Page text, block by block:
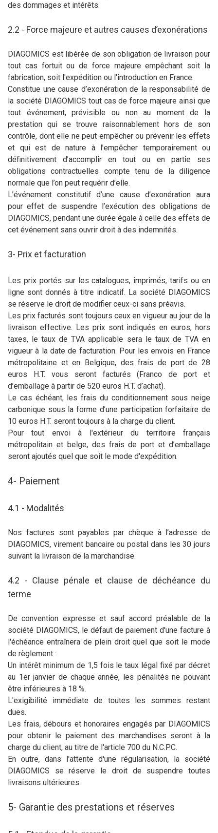
des dommages et intérêts.
2.2 - Force majeure et autres causes d’exonérations
DIAGOMICS est libérée de son obligation de livraison pour
tout cas fortuit ou de force majeure empêchant soit la
fabrication, soit l'expédition ou l'introduction en France.
Constitue une cause d’exonération de la responsabilité de
la société DIAGOMICS tout cas de force majeure ainsi que
tout événement, prévisible ou non au moment de la
prestation qui se trouve raisonnablement hors de son
contrôle, dont elle ne peut empêcher ou prévenir les effets
et qui est de nature à l’empêcher temporairement ou
définitivement d’accomplir en tout ou en partie ses
obligations contractuelles compte tenu de la diligence
normale que l’on peut requérir d’elle.
L’événement constitutif d’une cause d’exonération aura
pour effet de suspendre l’exécution des obligations de
DIAGOMICS, pendant une durée égale à celle des effets de
cet événement sans ouvrir droit à des indemnités.
3- Prix et facturation
Les prix portés sur les catalogues, imprimés, tarifs ou en
ligne sont donnés à titre indicatif. La société DIAGOMICS
se réserve le droit de modifier ceux-ci sans préavis.
Les prix facturés sont toujours ceux en vigueur au jour de la
livraison effective. Les prix sont indiqués en euros, hors
taxes, le taux de TVA applicable sera le taux de TVA en
vigueur à la date de facturation. Pour les envois en France
métropolitaine et en Belgique, des frais de port de 28
euros H.T. vous seront facturés (Franco de port et
d’emballage à partir de 520 euros H.T. d’achat).
Le cas échéant, les frais du conditionnement sous neige
carbonique sous la forme d’une participation forfaitaire de
10 euros H.T. seront toujours à la charge du client.
Pour tout envoi à l'extérieur du territoire français
métropolitain et belge, des frais de port et d’emballage
seront ajoutés quel que soit le mode d'expédition.
4- Paiement
4.1 - Modalités
Nos factures sont payables par chèque à l’adresse de
DIAGOMICS, virement bancaire ou postal dans les 30 jours
suivant la livraison de la marchandise.
4.2 - Clause pénale et clause de déchéance du
terme
De convention expresse et sauf accord préalable de la
société DIAGOMICS, le défaut de paiement d'une facture à
l'échéance entraînera de plein droit quel que soit le mode
de règlement :
Un intérêt minimum de 1,5 fois le taux légal fixé par décret
au 1er janvier de chaque année, les pénalités ne pouvant
être inférieures à 18 %.
L'exigibilité immédiate de toutes les sommes restant
dues.
Les frais, débours et honoraires engagés par DIAGOMICS
pour obtenir le paiement des marchandises seront à la
charge du client, au titre de l'article 700 du N.C.P.C.
En outre, dans l'attente d'une régularisation, la société
DIAGOMICS se réserve le droit de suspendre toutes
livraisons ultérieures.
5- Garantie des prestations et réserves